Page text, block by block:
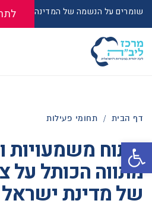
פתח סרגל נגישות
שומרים על הנשמה של המדינה
דף הבית / תחומי פעילות
ניתוח
מתווה הכותל על
של מדינת ישראל